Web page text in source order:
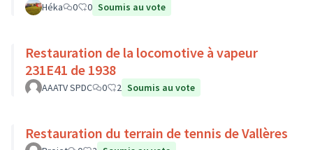
Héka 0 0 Soumis au vote
Restauration de la locomotive à vapeur
231E41 de 1938
AAATV SPDC 0 2 Soumis au vote
Restauration du terrain de tennis de Vallères